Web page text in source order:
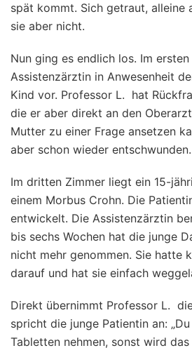
spät kommt. Sich getraut, alleine
sie aber nicht.
Nun ging es endlich los. Im
Assistenzärztin in Anwesenheit
Kind vor. Professor L. hat
die er aber direkt an den
Mutter zu einer Frage ansetzen
aber schon wieder entschwunden.
Im dritten Zimmer liegt ein 15-
einem Morbus Crohn. Die
entwickelt. Die Assistenzärztin
bis sechs Wochen hat die junge
nicht mehr genommen. Sie hatte
darauf und hat sie einfach
Direkt übernimmt Professor L.
spricht die junge Patientin an:
Tabletten nehmen, sonst wird